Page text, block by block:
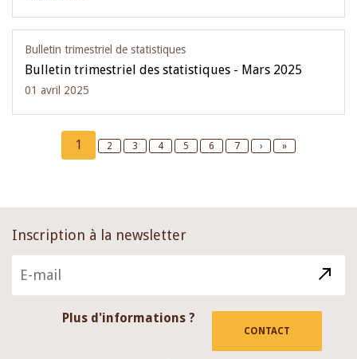
Bulletin trimestriel de statistiques
Bulletin trimestriel des statistiques - Mars 2025
01 avril 2025
Current
page
1 Page
2 Page
3 Page
4 Page
5 Page
6 Page
7
Next
›
Last
»
Inscription à la newsletter
Plus d'informations ?
CONTACT